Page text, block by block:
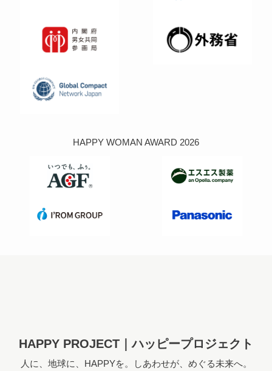
HAPPY WOMAN AWARD 2026
HAPPY PROJECT｜ハッピープロジェクト
人に、地球に、HAPPYを。しあわせが、めぐる未来へ。